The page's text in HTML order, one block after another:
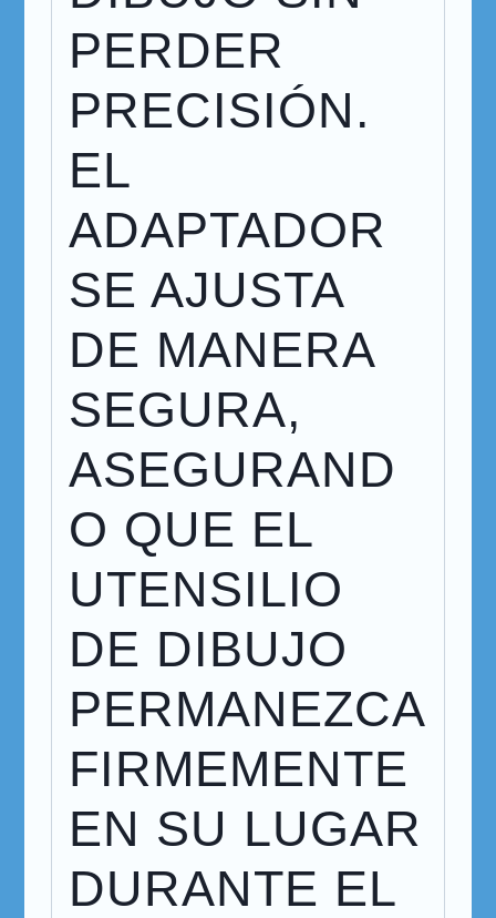
PERDER
PRECISIÓN.
EL
ADAPTADOR
SE AJUSTA
DE MANERA
SEGURA,
ASEGURAND
O QUE EL
UTENSILIO
DE DIBUJO
PERMANEZCA
FIRMEMENTE
EN SU LUGAR
DURANTE EL